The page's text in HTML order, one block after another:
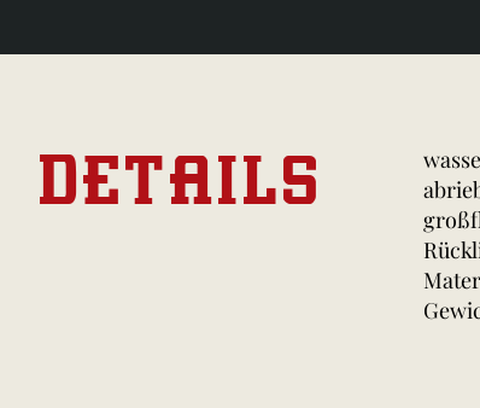
DETAILS